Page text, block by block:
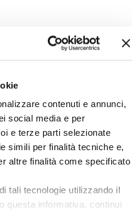
contenuti e annunci,
social media e per
e terze parti selezionate
simili per finalità tecniche e,
altre finalità come specificato
tali tecnologie utilizzando il
questa informativa, continui